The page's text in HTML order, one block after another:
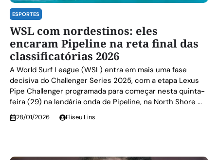
ESPORTES
WSL com nordestinos: eles
encaram Pipeline na reta final das
classificatórias 2026
A World Surf League (WSL) entra em mais uma fase
decisiva do Challenger Series 2025, com a etapa Lexus
Pipe Challenger programada para começar nesta quinta-
feira (29) na lendária onda de Pipeline, na North Shore ...
28/01/2026 Eliseu Lins